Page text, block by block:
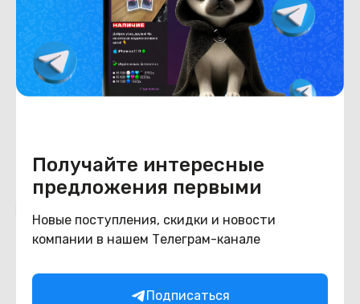
Получайте интересные
предложения первыми
Новые поступления, скидки и новости
компании в нашем Телеграм-канале
Подписаться
Недостатки
состояние, запрос фото
уточнять у менеджера.
Состояние
Б/У
Внешний вид
состояние, запрос фото
уточнять у менеджера.
Похожие товары